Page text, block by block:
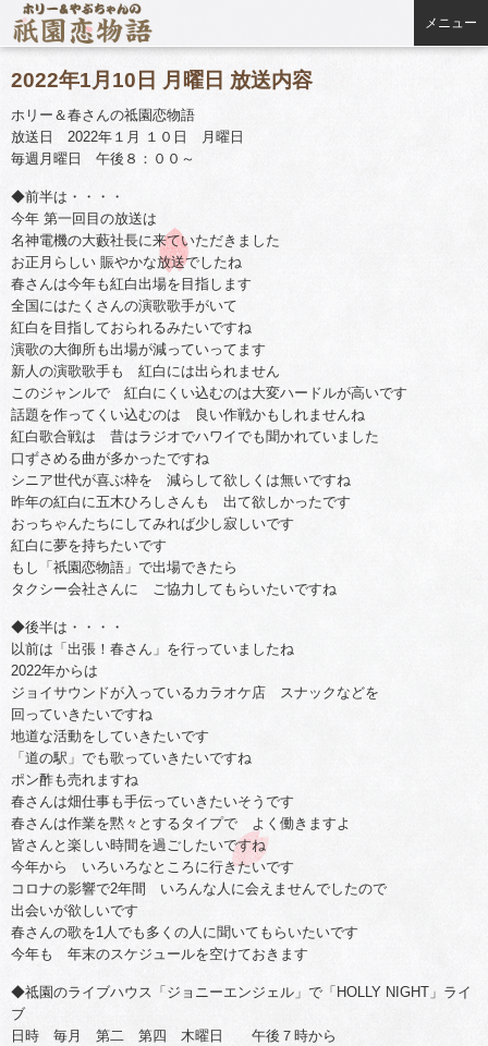
メニュー
2022年1月10日 月曜日 放送内容
ホリー＆春さんの祗園恋物語
放送日 2022年１月 １０日 月曜日
毎週月曜日 午後８：００～
◆前半は・・・・
今年 第一回目の放送は
名神電機の大藪社長に来ていただきました
お正月らしい 賑やかな放送でしたね
春さんは今年も紅白出場を目指します
全国にはたくさんの演歌歌手がいて
紅白を目指しておられるみたいですね
演歌の大御所も出場が減っていってます
新人の演歌歌手も 紅白には出られません
このジャンルで 紅白にくい込むのは大変ハードルが高いです
話題を作ってくい込むのは 良い作戦かもしれませんね
紅白歌合戦は 昔はラジオでハワイでも聞かれていました
口ずさめる曲が多かったですね
シニア世代が喜ぶ枠を 減らして欲しくは無いですね
昨年の紅白に五木ひろしさんも 出て欲しかったです
おっちゃんたちにしてみれば少し寂しいです
紅白に夢を持ちたいです
もし「祇園恋物語」で出場できたら
タクシー会社さんに ご協力してもらいたいですね
◆後半は・・・・
以前は「出張！春さん」を行っていましたね
2022年からは
ジョイサウンドが入っているカラオケ店 スナックなどを
回っていきたいですね
地道な活動をしていきたいです
「道の駅」でも歌っていきたいですね
ポン酢も売れますね
春さんは畑仕事も手伝っていきたいそうです
春さんは作業を黙々とするタイプで よく働きますよ
皆さんと楽しい時間を過ごしたいですね
今年から いろいろなところに行きたいです
コロナの影響で2年間 いろんな人に会えませんでしたので
出会いが欲しいです
春さんの歌を1人でも多くの人に聞いてもらいたいです
今年も 年末のスケジュールを空けておきます
◆祗園のライブハウス「ジョニーエンジェル」で「HOLLY NIGHT」ライ
ブ
日時 毎月 第二 第四 木曜日 午後７時から